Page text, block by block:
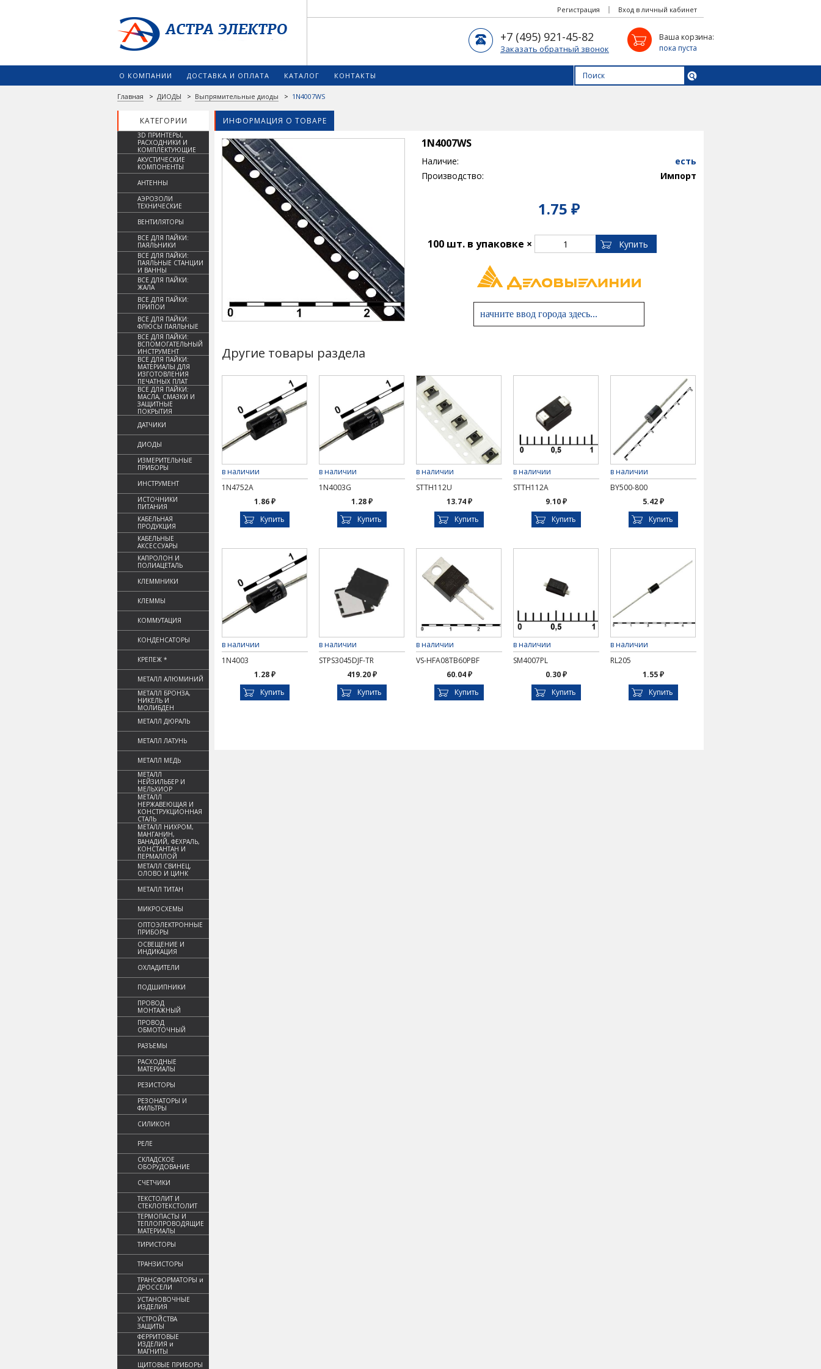
Вход в личный кабинет
Регистрация
Ваша корзина:
пока пуста
+7 (495) 921-45-82
Заказать обратный звонок
О КОМПАНИИ ДОСТАВКА И ОПЛАТА КАТАЛОГ КОНТАКТЫ
Главная > ДИОДЫ > Выпрямительные диоды > 1N4007WS
КАТЕГОРИИ ИНФОРМАЦИЯ О ТОВАРЕ
3D ПРИНТЕРЫ,
РАСХОДНИКИ И
КОМПЛЕКТУЮЩИЕ
АКУСТИЧЕСКИЕ
КОМПОНЕНТЫ
АНТЕННЫ
АЭРОЗОЛИ
ТЕХНИЧЕСКИЕ
ВЕНТИЛЯТОРЫ
ВСЕ ДЛЯ ПАЙКИ:
ПАЯЛЬНИКИ
ВСЕ ДЛЯ ПАЙКИ:
ПАЯЛЬНЫЕ СТАНЦИИ
И ВАННЫ
ВСЕ ДЛЯ ПАЙКИ:
ЖАЛА
ВСЕ ДЛЯ ПАЙКИ:
ПРИПОИ
ВСЕ ДЛЯ ПАЙКИ:
ФЛЮСЫ ПАЯЛЬНЫЕ
ВСЕ ДЛЯ ПАЙКИ:
ВСПОМОГАТЕЛЬНЫЙ
ИНСТРУМЕНТ
ВСЕ ДЛЯ ПАЙКИ:
МАТЕРИАЛЫ ДЛЯ
ИЗГОТОВЛЕНИЯ
ПЕЧАТНЫХ ПЛАТ
ВСЕ ДЛЯ ПАЙКИ:
МАСЛА, СМАЗКИ И
ЗАЩИТНЫЕ
ПОКРЫТИЯ
ДАТЧИКИ
ДИОДЫ
ИЗМЕРИТЕЛЬНЫЕ
ПРИБОРЫ
ИНСТРУМЕНТ
ИСТОЧНИКИ
ПИТАНИЯ
КАБЕЛЬНАЯ
ПРОДУКЦИЯ
КАБЕЛЬНЫЕ
АКСЕССУАРЫ
КАПРОЛОН И
ПОЛИАЦЕТАЛЬ
КЛЕММНИКИ
КЛЕММЫ
КОММУТАЦИЯ
КОНДЕНСАТОРЫ
КРЕПЕЖ *
МЕТАЛЛ АЛЮМИНИЙ
МЕТАЛЛ БРОНЗА,
НИКЕЛЬ И
МОЛИБДЕН
МЕТАЛЛ ДЮРАЛЬ
МЕТАЛЛ ЛАТУНЬ
МЕТАЛЛ МЕДЬ
МЕТАЛЛ
НЕЙЗИЛЬБЕР И
МЕЛЬХИОР
МЕТАЛЛ
НЕРЖАВЕЮЩАЯ И
КОНСТРУКЦИОННАЯ
СТАЛЬ
МЕТАЛЛ НИХРОМ,
МАНГАНИН,
ВАНАДИЙ, ФЕХРАЛЬ,
КОНСТАНТАН И
ПЕРМАЛЛОЙ
МЕТАЛЛ СВИНЕЦ,
ОЛОВО И ЦИНК
МЕТАЛЛ ТИТАН
МИКРОСХЕМЫ
ОПТОЭЛЕКТРОННЫЕ
ПРИБОРЫ
ОСВЕЩЕНИЕ И
ИНДИКАЦИЯ
ОХЛАДИТЕЛИ
ПОДШИПНИКИ
ПРОВОД
МОНТАЖНЫЙ
ПРОВОД
ОБМОТОЧНЫЙ
РАЗЪЕМЫ
РАСХОДНЫЕ
МАТЕРИАЛЫ
РЕЗИСТОРЫ
РЕЗОНАТОРЫ И
ФИЛЬТРЫ
СИЛИКОН
РЕЛЕ
СКЛАДСКОЕ
ОБОРУДОВАНИЕ
СЧЕТЧИКИ
ТЕКСТОЛИТ И
СТЕКЛОТЕКСТОЛИТ
ТЕРМОПАСТЫ И
ТЕПЛОПРОВОДЯЩИЕ
МАТЕРИАЛЫ
ТИРИСТОРЫ
ТРАНЗИСТОРЫ
ТРАНСФОРМАТОРЫ и
ДРОССЕЛИ
УСТАНОВОЧНЫЕ
ИЗДЕЛИЯ
УСТРОЙСТВА
ЗАЩИТЫ
ФЕРРИТОВЫЕ
ИЗДЕЛИЯ и
МАГНИТЫ
ЩИТОВЫЕ ПРИБОРЫ
1N4007WS
Наличие:
есть
Производство:
Импорт
1.75 ₽
100 шт. в упаковке ×
Другие товары раздела
в наличии
1N4752A
1.86 ₽
Купить
в наличии
1N4003G
1.28 ₽
Купить
в наличии
STTH112U
13.74 ₽
Купить
в наличии
STTH112A
9.10 ₽
Купить
в наличии
BY500-800
5.42 ₽
Купить
в наличии
1N4003
1.28 ₽
Купить
в наличии
STPS3045DJF-TR
419.20 ₽
Купить
в наличии
VS-HFA08TB60PBF
60.04 ₽
Купить
в наличии
SM4007PL
0.30 ₽
Купить
в наличии
RL205
1.55 ₽
Купить